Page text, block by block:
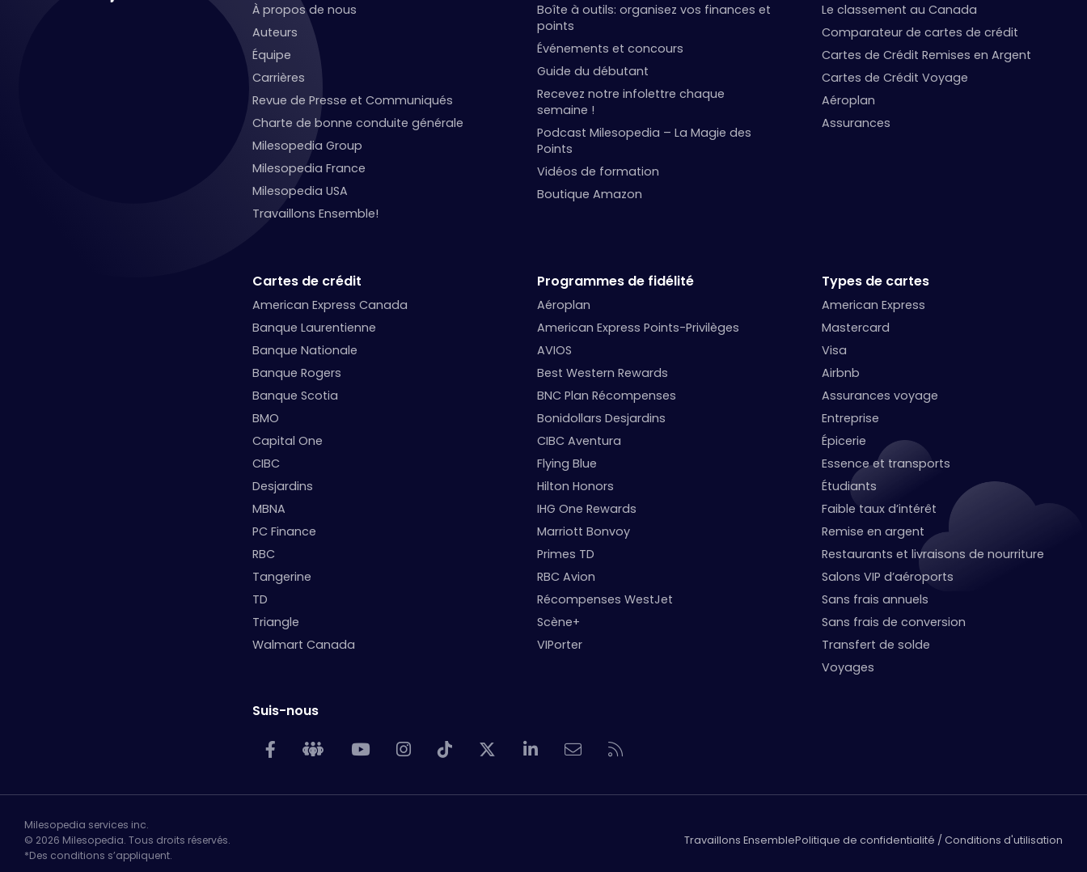
À propos de nous
Auteurs
Équipe
Carrières
Revue de Presse et Communiqués
Charte de bonne conduite générale
Milesopedia Group
Milesopedia France
Milesopedia USA
Travaillons Ensemble!
Boîte à outils: organisez vos finances et
points
Événements et concours
Guide du débutant
Recevez notre infolettre chaque
semaine !
Podcast Milesopedia – La Magie des
Points
Vidéos de formation
Boutique Amazon
Le classement au Canada
Comparateur de cartes de crédit
Cartes de Crédit Remises en Argent
Cartes de Crédit Voyage
Aéroplan
Assurances
Cartes de crédit
American Express Canada
Banque Laurentienne
Banque Nationale
Banque Rogers
Banque Scotia
BMO
Capital One
CIBC
Desjardins
MBNA
PC Finance
RBC
Tangerine
TD
Triangle
Walmart Canada
Programmes de fidélité
Aéroplan
American Express Points-Privilèges
AVIOS
Best Western Rewards
BNC Plan Récompenses
Bonidollars Desjardins
CIBC Aventura
Flying Blue
Hilton Honors
IHG One Rewards
Marriott Bonvoy
Primes TD
RBC Avion
Récompenses WestJet
Scène+
VIPorter
Types de cartes
American Express
Mastercard
Visa
Airbnb
Assurances voyage
Entreprise
Épicerie
Essence et transports
Étudiants
Faible taux d’intérêt
Remise en argent
Restaurants et livraisons de nourriture
Salons VIP d’aéroports
Sans frais annuels
Sans frais de conversion
Transfert de solde
Voyages
Suis-nous
Travaillons EnsemblePolitique de confidentialité / Conditions d'utilisation
Milesopedia services inc.
© 2026 Milesopedia. Tous droits réservés.
*Des conditions s’appliquent.